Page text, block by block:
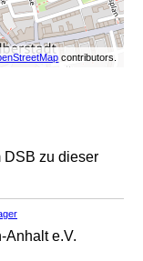
contributors.
DSB zu dieser
Anhalt e.V.